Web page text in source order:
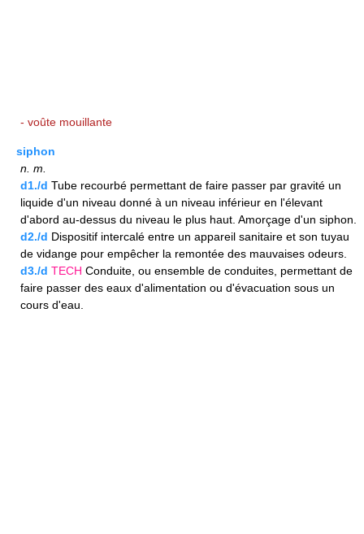
- voûte mouillante
siphon
n. m.
d1./d Tube recourbé permettant de faire passer par gravité un
liquide d'un niveau donné à un niveau inférieur en l'élevant
d'abord au-dessus du niveau le plus haut. Amorçage d'un siphon.
d2./d Dispositif intercalé entre un appareil sanitaire et son tuyau
de vidange pour empêcher la remontée des mauvaises odeurs.
d3./d TECH Conduite, ou ensemble de conduites, permettant de
faire passer des eaux d'alimentation ou d'évacuation sous un
cours d'eau.